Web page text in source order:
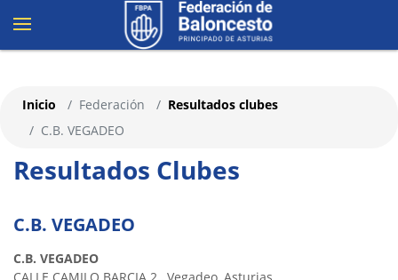
Resultados Clubes
Inicio Federación
Resultados clubes
C.B. VEGADEO
C.B. VEGADEO
C.B. VEGADEO